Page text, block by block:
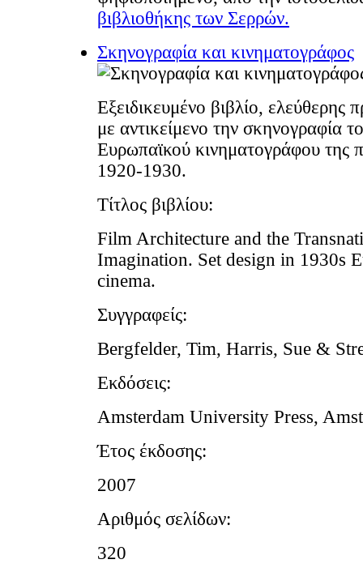
βιβλιοθήκης των Σερρών.
Σκηνογραφία και κινηματογράφος
Εξειδικευμένο βιβλίο, ελεύθερης
με αντικείμενο την σκηνογραφία
Ευρωπαϊκού κινηματογράφου της
1920-1930.
Τίτλος βιβλίου:
Film Architecture and the
Imagination. Set design in 1930s
cinema.
Συγγραφείς:
Bergfelder, Tim, Harris, Sue &
Εκδόσεις:
Amsterdam University Press,
Έτος έκδοσης:
2007
Αριθμός σελίδων:
320